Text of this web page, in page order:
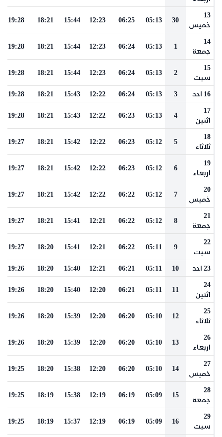
13
خميس
30
05:13
06:25
12:23
15:44
18:21
19:28
14
جمعة
1
05:13
06:24
12:23
15:44
18:21
19:28
15
سبت
2
05:13
06:24
12:23
15:44
18:21
19:28
16 احد 3
05:13
06:24
12:22
15:43
18:21
19:28
17
اثنين
4
05:13
06:23
12:22
15:43
18:21
19:28
18
ثلاثاء
5
05:12
06:23
12:22
15:42
18:21
19:27
19
اربعاء
6
05:12
06:23
12:22
15:42
18:21
19:27
20
خميس
7
05:12
06:22
12:22
15:42
18:21
19:27
21
جمعة
8
05:12
06:22
12:21
15:41
18:21
19:27
22
سبت
9
05:11
06:22
12:21
15:41
18:20
19:27
23 احد 10
05:11
06:21
12:21
15:40
18:20
19:26
24
اثنين
11
05:11
06:21
12:20
15:40
18:20
19:26
25
ثلاثاء
12
05:10
06:20
12:20
15:39
18:20
19:26
26
اربعاء
13
05:10
06:20
12:20
15:39
18:20
19:26
27
خميس
14
05:10
06:20
12:20
15:38
18:20
19:25
28
جمعة
15
05:09
06:19
12:19
15:38
18:19
19:25
29
سبت
16
05:09
06:19
12:19
15:37
18:19
19:25